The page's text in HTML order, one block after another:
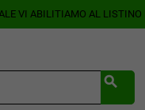
VI ABILITIAMO AL LISTINO
search